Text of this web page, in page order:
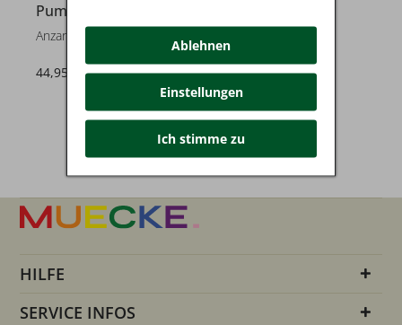
Puma
Anzarun Lite Jr
44,95 € 44,95 €
HILFE
SERVICE INFOS
Ablehnen
Einstellungen
Ich stimme zu